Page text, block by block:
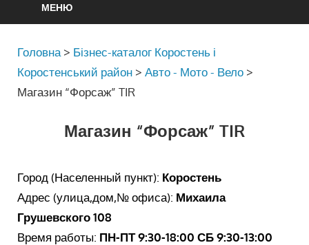
МЕНЮ
Головна > Бізнес-каталог Коростень і
Коростенський район >Авто - Мото - Вело >
Магазин “Форсаж” TIR
Магазин “Форсаж” TIR
Город (Населенный пункт): Коростень
Адрес (улица,дом,№ офиса): Михаила
Грушевского 108
Время работы: ПН-ПТ 9:30-18:00 СБ 9:30-13:00